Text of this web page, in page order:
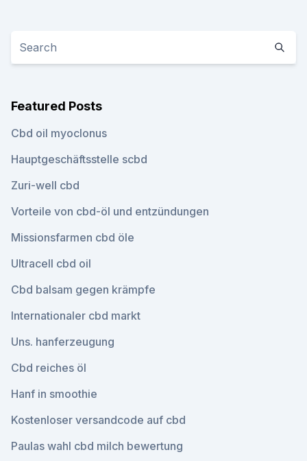
Featured Posts
Cbd oil myoclonus
Hauptgeschäftsstelle scbd
Zuri-well cbd
Vorteile von cbd-öl und entzündungen
Missionsfarmen cbd öle
Ultracell cbd oil
Cbd balsam gegen krämpfe
Internationaler cbd markt
Uns. hanferzeugung
Cbd reiches öl
Hanf in smoothie
Kostenloser versandcode auf cbd
Paulas wahl cbd milch bewertung